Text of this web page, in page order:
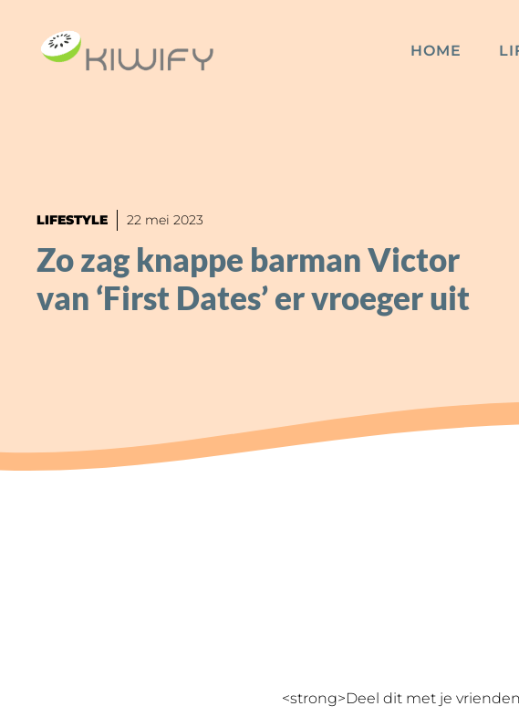
HOME
LIFESTYLE 22 mei 2023
Zo zag knappe barman Victor
van ‘First Dates’ er vroeger uit
<strong>Deel dit met je